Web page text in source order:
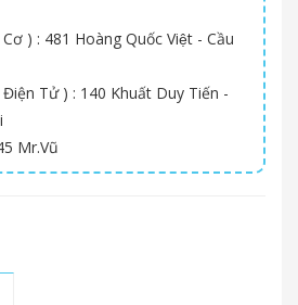
) : 481 Hoàng Quốc Việt - Cầu
Tử ) : 140 Khuất Duy Tiến -
Mr.Vũ